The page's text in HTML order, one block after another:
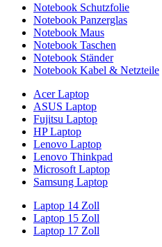
Notebook Schutzfolie
Notebook Panzerglas
Notebook Maus
Notebook Taschen
Notebook Ständer
Notebook Kabel & Netzteile
Acer Laptop
ASUS Laptop
Fujitsu Laptop
HP Laptop
Lenovo Laptop
Lenovo Thinkpad
Microsoft Laptop
Samsung Laptop
Laptop 14 Zoll
Laptop 15 Zoll
Laptop 17 Zoll